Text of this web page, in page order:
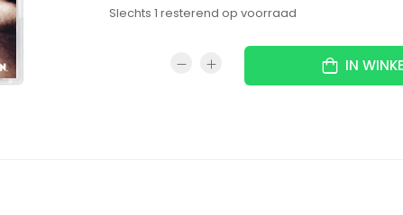
Slechts 1 resterend op voorraad
IN